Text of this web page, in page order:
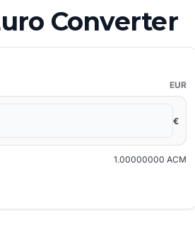
Converter
EUR
€
1.00000000 ACM